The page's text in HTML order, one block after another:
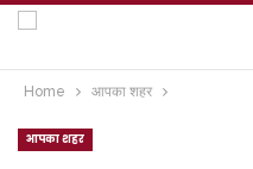
Home आपका शहर
आपका शहर